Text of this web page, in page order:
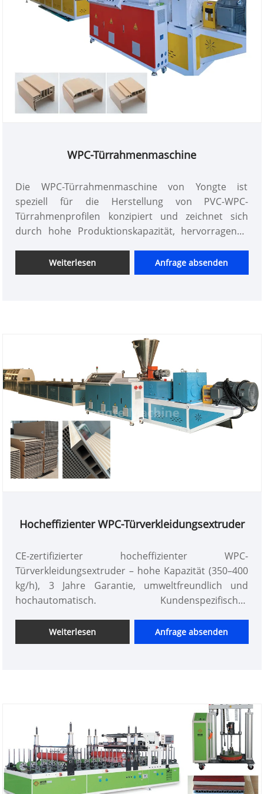
Spezifikationen und ein Maschinenvideo!
WPC-Türrahmenmaschine
Die WPC-Türrahmenmaschine von Yongte ist
speziell für die Herstellung von PVC-WPC-
Türrahmenprofilen konzipiert und zeichnet sich
durch hohe Produktionskapazität, hervorragende
Energieeffizienz und einfache Wartung aus.
Weiterlesen Anfrage absenden
Hocheffizienter WPC-Türverkleidungsextruder
CE-zertifizierter hocheffizienter WPC-
Türverkleidungsextruder – hohe Kapazität (350–400
kg/h), 3 Jahre Garantie, umweltfreundlich und
hochautomatisch. Kundenspezifisches
und weltweitem After-Sales-Service. Top-Hersteller
von Extrusionslinien für Holz-Kunststoff-Türen.
Weiterlesen Anfrage absenden